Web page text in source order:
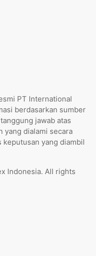
PT International
berdasarkan sumber
jawab atas
yang dialami secara
keputusan yang diambil
Indonesia. All rights